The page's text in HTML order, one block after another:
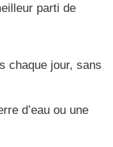
parti de
chaque jour, sans
d’eau ou une